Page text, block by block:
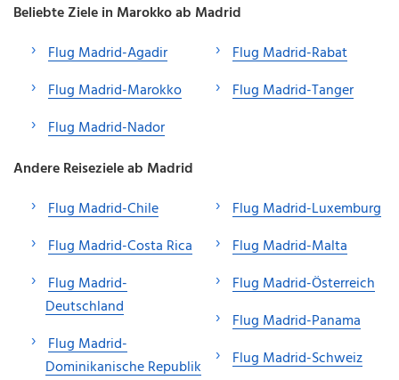
Beliebte Ziele in Marokko ab Madrid
Flug Madrid-Agadir
Flug Madrid-Marokko
Flug Madrid-Nador
Flug Madrid-Rabat
Flug Madrid-Tanger
Andere Reiseziele ab Madrid
Flug Madrid-Chile
Flug Madrid-Costa Rica
Flug Madrid-
Deutschland
Flug Madrid-
Dominikanische Republik
Flug Madrid-Luxemburg
Flug Madrid-Malta
Flug Madrid-Österreich
Flug Madrid-Panama
Flug Madrid-Schweiz